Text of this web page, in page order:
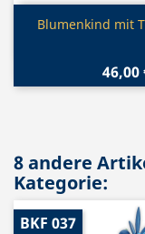

Blumenkind mit
46,00
8 andere
Kategorie:
BKF 037